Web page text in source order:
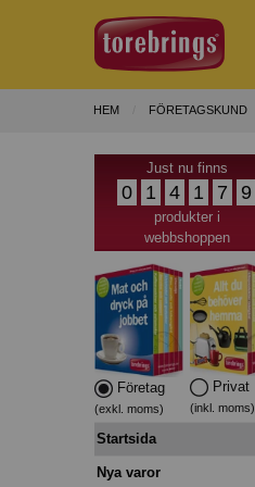
HEM FÖRETAGSKUND
Just nu finns
0 1 4 1 7 9
produkter i
webbshoppen
Företag
(exkl. moms)
Privat
(inkl. moms)
Startsida
Nya varor